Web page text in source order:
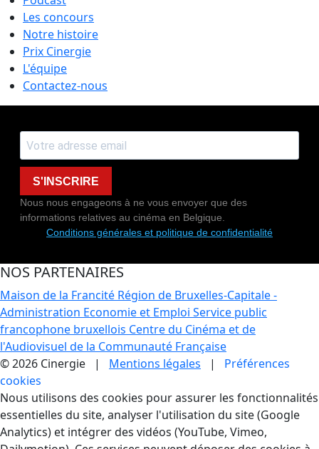
Les concours
Notre histoire
Prix Cinergie
L'équipe
Contactez-nous
S'INSCRIRE
Nous nous engageons à ne vous envoyer que des
informations relatives au cinéma en Belgique.
Conditions générales et politique de confidentialité
NOS PARTENAIRES
Maison de la Francité Région de Bruxelles-Capitale -
Administration Economie et Emploi Service public
francophone bruxellois Centre du Cinéma et de
l'Audiovisuel de la Communauté Française
© 2026 Cinergie | Mentions légales | Préférences
cookies
Gestion des Cookies
Nous utilisons des cookies pour assurer les fonctionnalités
essentielles du site, analyser l'utilisation du site (Google
Analytics) et intégrer des vidéos (YouTube, Vimeo,